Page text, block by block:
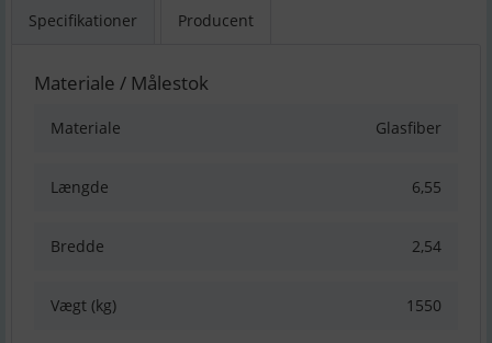
Specifikationer Producent
Materiale / Målestok
Materiale Glasfiber
Længde 6,55
Bredde 2,54
Vægt (kg) 1550